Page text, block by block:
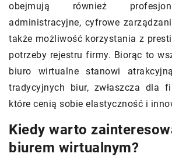
obejmują również
administracyjne, cyfrowe
także możliwość korzystania z
potrzeby rejestru firmy. Biorąc to
biuro wirtualne stanowi
tradycyjnych biur, zwłaszcza dla
które cenią sobie elastyczność i
Kiedy warto
biurem wirtualnym?